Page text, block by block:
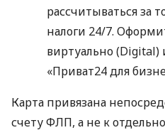
рассчитываться за
налоги 24/7.
виртуально (Digital)
«Приват24 для
Карта привязана
счету ФЛП, а не к